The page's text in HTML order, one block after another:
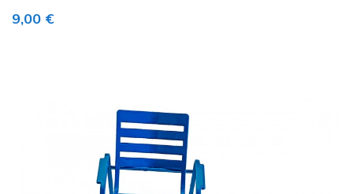
Prix
9,00 €